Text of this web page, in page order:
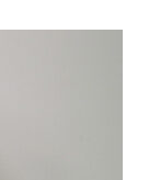
Parra Harris
desde
bilingüe
de habla